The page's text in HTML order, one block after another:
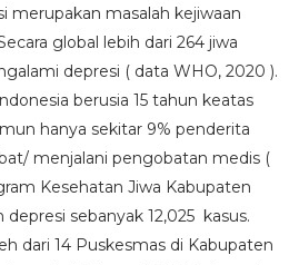
merupakan masalah kejiwaan
global lebih dari 264 jiwa
depresi ( data WHO, 2020 ).
berusia 15 tahun keatas
hanya sekitar 9% penderita
menjalani pengobatan medis (
Kesehatan Jiwa Kabupaten
depresi sebanyak 12,025 kasus.
dari 14 Puskesmas di Kabupaten